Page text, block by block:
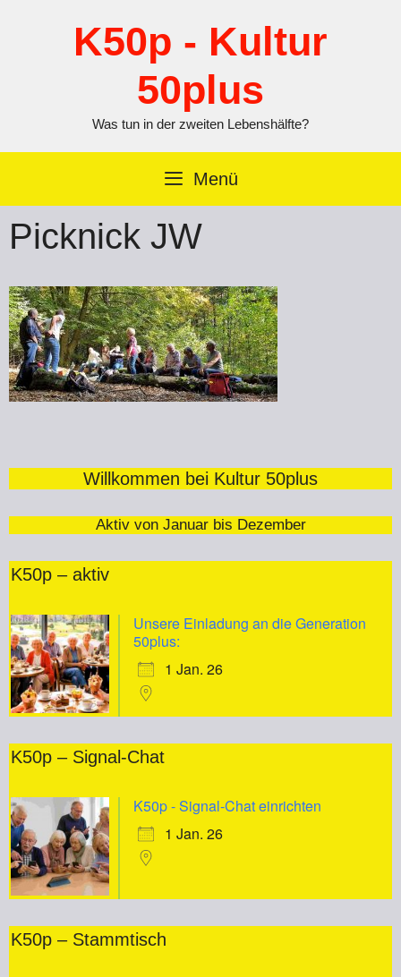
K50p - Kultur
50plus
Was tun in der zweiten Lebenshälfte?
Menü
Picknick JW
Willkommen bei Kultur 50plus
Aktiv von Januar bis Dezember
K50p – aktiv
Unsere Einladung an die Generation
50plus:
1 Jan. 26
K50p – Signal-Chat
K50p - Signal-Chat einrichten
1 Jan. 26
K50p – Stammtisch